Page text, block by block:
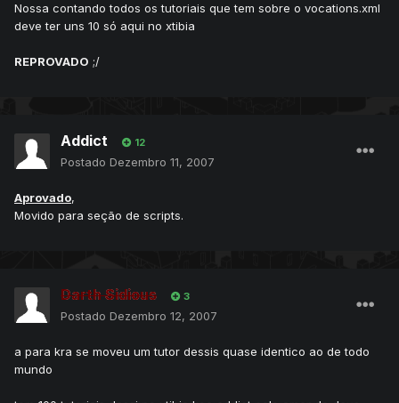
Nossa contando todos os tutoriais que tem sobre o vocations.xml
deve ter uns 10 só aqui no xtibia
REPROVADO ;/
Addict 12
Postado Dezembro 11, 2007
Aprovado,
Movido para seção de scripts.
Darth Sidious 3
Postado Dezembro 12, 2007
a para kra se moveu um tutor dessis quase identico ao de todo
mundo